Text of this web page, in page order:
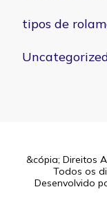
tipos de
&cópia; Direitos
Todos os
Desenvolvido